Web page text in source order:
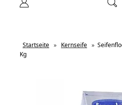
Startseite » Kernseife »
Kg